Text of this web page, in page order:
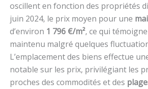
oscillent en fonction des propriétés
juin 2024, le prix moyen pour une
d’environ 1 796 €/m², ce qui
maintenu malgré quelques
L’emplacement des biens effectue
notable sur les prix, privilégiant les
proches des commodités et des